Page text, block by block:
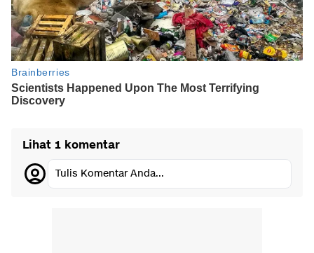
Lihat 1 komentar
Tulis Komentar Anda...